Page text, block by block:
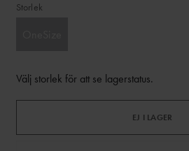
Storlek
Välj storlek för att se lagerstatus.
EJ I LAGER